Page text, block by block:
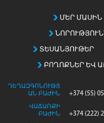
ՄԵՐ ՄԱՍԻՆ
ՏԵՍԱՆՅՈՒԹԵՐ
ԲՈՂՈՔՆԵՐ ԵՎ
ԴԵՂԱԶԳՈՆՈՒԹՅ
ԱՆ ԲԱԺԻՆ
+374 (55)
ՎԱՃԱՌՔԻ
ԲԱԺԻՆ
+374 (222)